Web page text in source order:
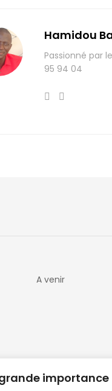
importance
Hamidou
Passionné par
95 94 04
A venir